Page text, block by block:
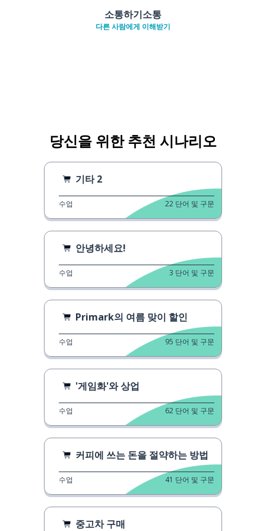
소통하기소통
다른 사람에게 이해받기
당신을 위한 추천 시나리오
기타 2
수업 22 단어 및 구문
안녕하세요!
수업 3 단어 및 구문
Primark의 여름 맞이 할인
수업 95 단어 및 구문
'게임화'와 상업
수업 62 단어 및 구문
커피에 쓰는 돈을 절약하는 방법
수업 41 단어 및 구문
중고차 구매